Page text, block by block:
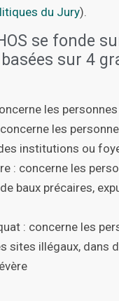
du Jury).
se fonde
sur 4
les
les
institutions ou
: concerne les
baux précaires,
: concerne les
sites illégaux, dans